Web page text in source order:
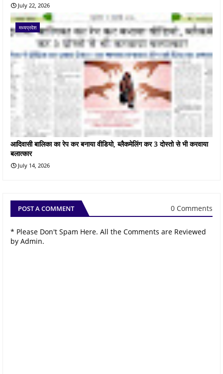
July 22, 2026
मध्यप्रदेश
आदिवासी बालिका का रेप कर बनाया वीडियो, ब्लैकमेलिंग कर 3 दोस्तो से भी करवाया
बलात्कार
July 14, 2026
POST A COMMENT 0 Comments
* Please Don't Spam Here. All the Comments are Reviewed
by Admin.